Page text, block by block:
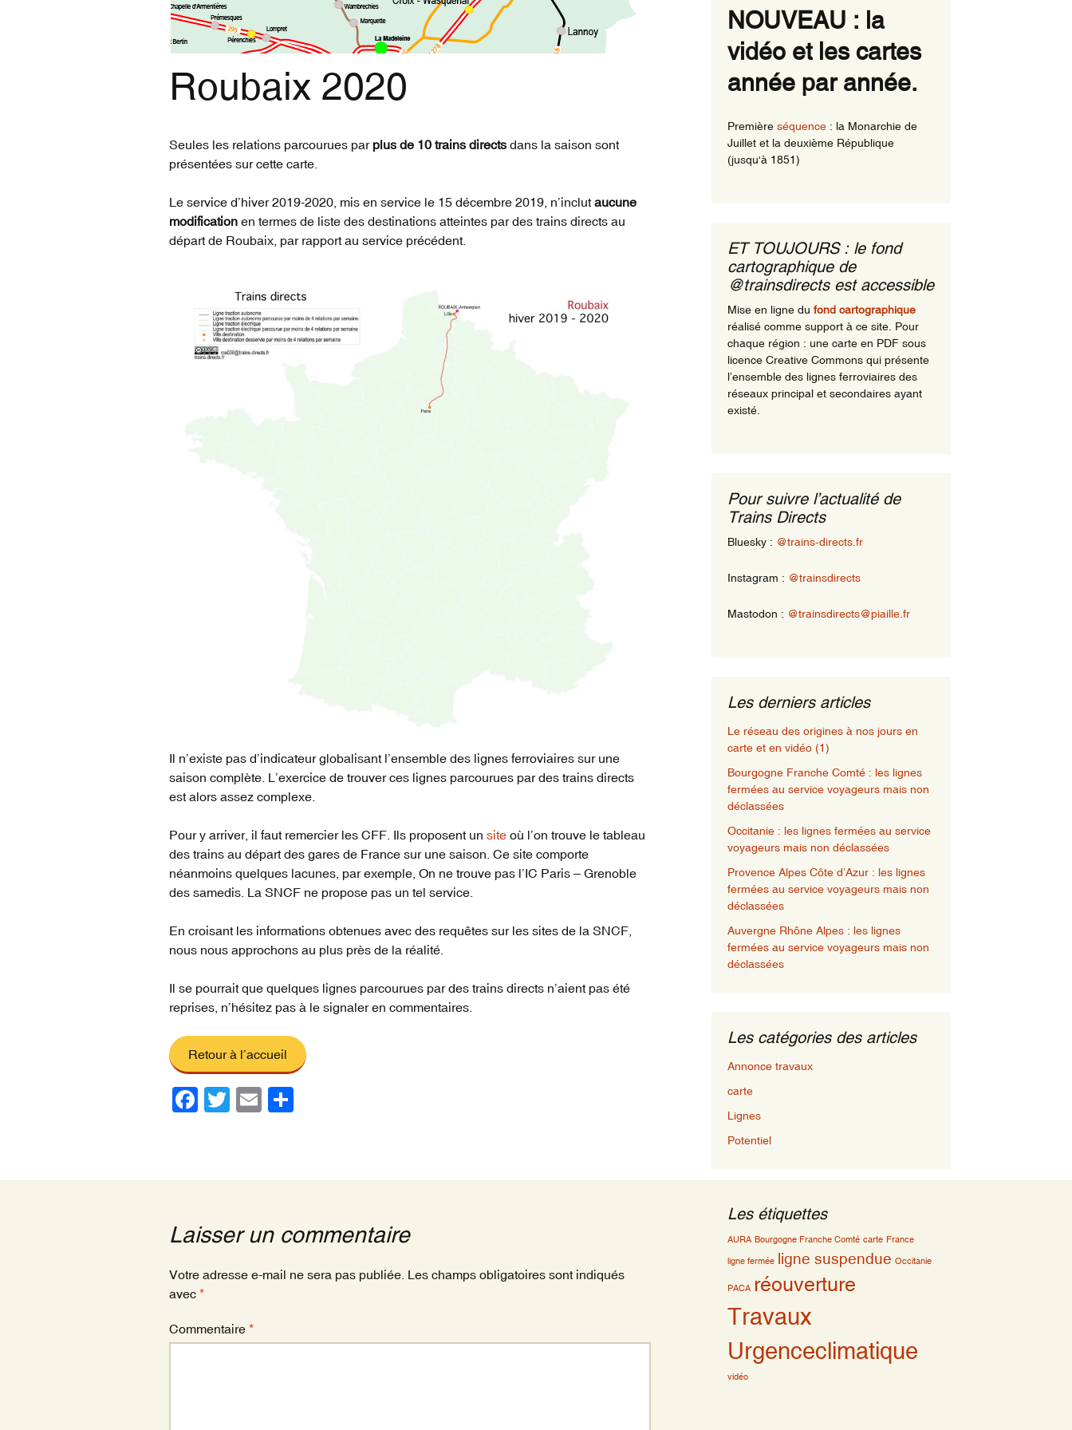
vidéos du réseau
voyageur (1835-2022)
internationaux ayant une
ville en Région comme
Régions en 1981
Roubaix 2020
Seules les relations parcourues par plus de 10 trains directs dans la saison sont
présentées sur cette carte.
Le service d’hiver 2019-2020, mis en service le 15 décembre 2019, n’inclutaucune
modification en termes de liste des destinations atteintes par des trains directs au
départ de Roubaix, par rapport au service précédent.
Il n’existe pas d’indicateur globalisant l’ensemble des lignes ferroviaires sur une
saison complète. L’exercice de trouver ces lignes parcourues par des trains directs
est alors assez complexe.
Pour y arriver, il faut remercier les CFF. Ils proposent un site où l’on trouve le tableau
des trains au départ des gares de France sur une saison. Ce site comporte
néanmoins quelques lacunes, par exemple, On ne trouve pas l’IC Paris – Grenoble
des samedis. La SNCF ne propose pas un tel service.
En croisant les informations obtenues avec des requêtes sur les sites de la SNCF,
nous nous approchons au plus près de la réalité.
Il se pourrait que quelques lignes parcourues par des trains directs n’aient pas été
reprises, n’hésitez pas à le signaler en commentaires.
Retour à l’accueil
F
e
o
o
k
T
er
E
g
Laisser un commentaire
Votre adresse e-mail ne sera pas publiée. Les champs obligatoires sont indiqués
avec *
Commentaire *
NOUVEAU : la
vidéo et les cartes
année par année.
Première séquence : la Monarchie de
Juillet et la deuxième République
(jusqu'à 1851)
ET TOUJOURS : le fond
cartographique de
@trainsdirects est accessible
Mise en ligne du fond cartographique
réalisé comme support à ce site. Pour
chaque région : une carte en PDF sous
licence Creative Commons qui présente
l’ensemble des lignes ferroviaires des
réseaux principal et secondaires ayant
existé.
Pour suivre l’actualité de
Trains Directs
Bluesky : @trains-directs.fr
Instagram : @trainsdirects
Mastodon : @trainsdirects@piaille.fr
Les derniers articles
Le réseau des origines à nos jours en
carte et en vidéo (1)
Bourgogne Franche Comté : les lignes
fermées au service voyageurs mais non
déclassées
Occitanie : les lignes fermées au service
voyageurs mais non déclassées
Provence Alpes Côte d’Azur : les lignes
fermées au service voyageurs mais non
déclassées
Auvergne Rhône Alpes : les lignes
fermées au service voyageurs mais non
déclassées
Les catégories des articles
Annonce travaux
carte
Lignes
Potentiel
Les étiquettes
AURA Bourgogne Franche Comté carte France
ligne fermée ligne suspendue Occitanie
PACA réouverture
Travaux
Urgenceclimatique
vidéo